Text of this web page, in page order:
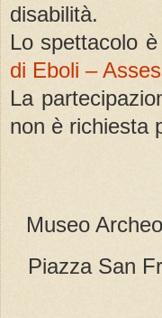
disabilità.
Lo spettacolo
di Eboli –
La
non è richiesta
Museo
Piazza San